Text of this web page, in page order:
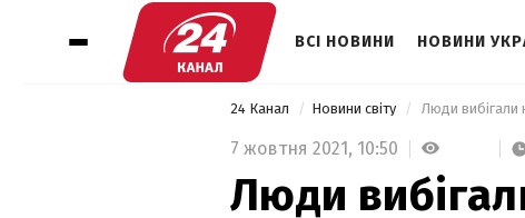
ВСІ НОВИНИ НОВИНИ
24 Канал Новини світу
7 жовтня 2021, 10:50
Люди